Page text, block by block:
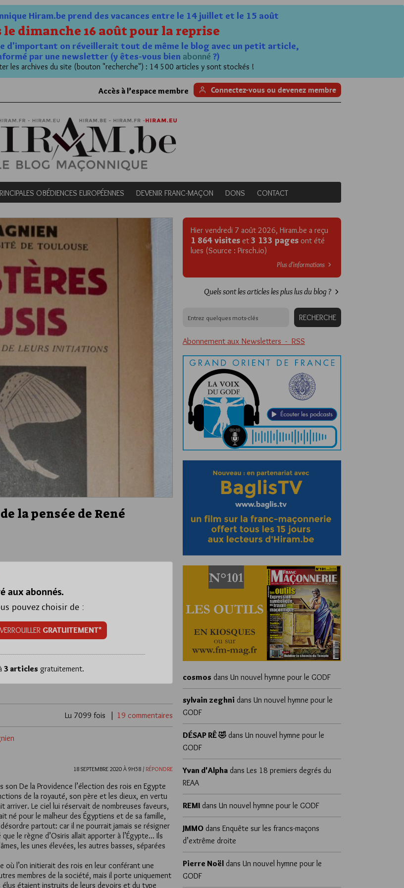
Hiram.be prend des vacances entre le 14 juillet et le 15 août
le dimanche 16 août pour la reprise
d'important on réveillerait tout de même le blog avec un petit article,
par une newsletter (y êtes-vous bien abonné ?)
les archives du site (bouton "recherche") : 14 500 articles y sont stockés !
Accès à l’espace membre Connectez-vous ou devenez membre
OBÉDIENCES EUROPÉENNES DEVENIR FRANC-MAÇON DONS CONTACT
la pensée de René
aux abonnés.
pouvez choisir de :
GRATUITEMENT*
3 articles gratuitement.
19 commentaires
Lu 7099 fois
18 SEPTEMBRE 2020 À 9H58 / RÉPONDRE
De la Providence l’élection des rois en Egypte
de la royauté, son père et les dieux, en vertu
arriver. Le ciel lui réservait de nombreuses faveurs,
né pour le malheur des Égyptiens et de sa famille,
partout: car il ne pourrait jamais se résigner
le règne d’Osiris allait apporter à l’Égypte… Ils
les unes élevées, les autres basses, séparées
où l’on initierait des rois en leur conférant une
membres de la société, mais il porte uniquement
élus étaient instruits de leurs devoirs et du type
Hier vendredi 7 août 2026, Hiram.be a reçu
1 864 visites et 3 133 pages ont été
lues (Source : Pirsch.io)
Plus d’informations
Quels sont les articles les plus lus du blog ?
Abonnement aux Newsletters - RSS
cosmos dans Un nouvel hymne pour le GODF
sylvain zeghni dans Un nouvel hymne pour le
GODF
DÉSAP RÊ 🤣 dans Un nouvel hymne pour le
GODF
Yvan d'Alpha dans Les 18 premiers degrés du
REAA
REMI dans Un nouvel hymne pour le GODF
JMMO dans Enquête sur les francs-maçons
d’extrême droite
Pierre Noël dans Un nouvel hymne pour le
GODF